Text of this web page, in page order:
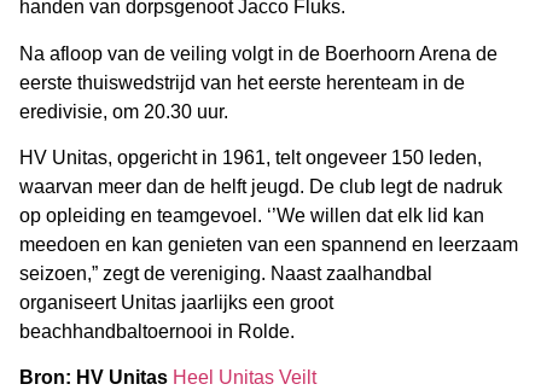
handen van dorpsgenoot Jacco Fluks.
Na afloop van de veiling volgt in de Boerhoorn Arena de
eerste thuiswedstrijd van het eerste herenteam in de
eredivisie, om 20.30 uur.
HV Unitas, opgericht in 1961, telt ongeveer 150 leden,
waarvan meer dan de helft jeugd. De club legt de nadruk
op opleiding en teamgevoel. ‘’We willen dat elk lid kan
meedoen en kan genieten van een spannend en leerzaam
seizoen,” zegt de vereniging. Naast zaalhandbal
organiseert Unitas jaarlijks een groot
beachhandbaltoernooi in Rolde.
Bron: HV Unitas Heel Unitas Veilt